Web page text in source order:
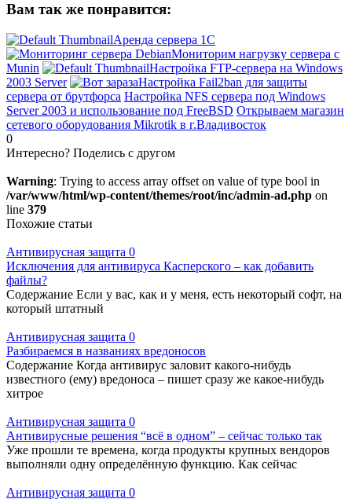
Вам так же понравится:
Аренда сервера 1С
Мониторим нагрузку сервера с
Munin
Настройка FTP-сервера на Windows
2003 Server
Настройка Fail2ban для защиты
сервера от брутфорса Настройка NFS сервера под Windows
Server 2003 и использование под FreeBSD Открываем магазин
сетевого оборудования Mikrotik в г.Владивосток
0
Интересно? Поделись с другом
Warning: Trying to access array offset on value of type bool in
/var/www/html/wp-content/themes/root/inc/admin-ad.php on
line 379
Похожие статьи
Антивирусная защита 0
Исключения для антивируса Касперского – как добавить
файлы?
Содержание Если у вас, как и у меня, есть некоторый софт, на
который штатный
Антивирусная защита 0
Разбираемся в названиях вредоносов
Содержание Когда антивирус заловит какого-нибудь
известного (ему) вредоноса – пишет сразу же какое-нибудь
хитрое
Антивирусная защита 0
Антивирусные решения “всё в одном” – сейчас только так
Уже прошли те времена, когда продукты крупных вендоров
выполняли одну определённую функцию. Как сейчас
Антивирусная защита 0